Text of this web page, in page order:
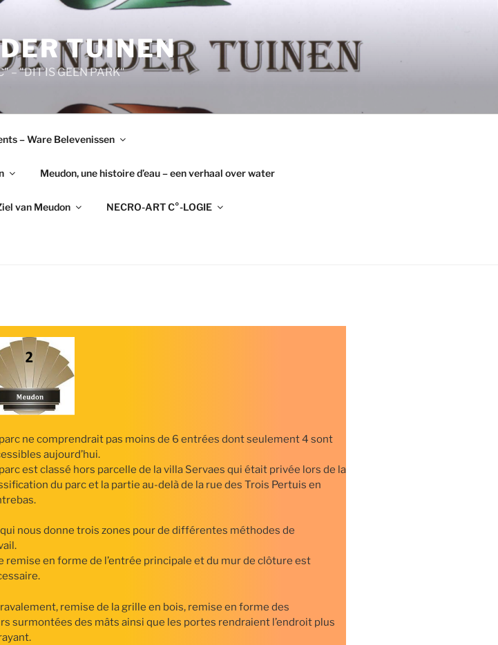
TUINEN
– "DIT IS GEEN PARK"
– Ware Belevenissen
Meudon, une histoire d’eau – een verhaal over water
van Meudon NECRO-ART C°-LOGIE
ne comprendrait pas moins de 6 entrées dont seulement 4 sont
aujourd’hui.
est classé hors parcelle de la villa Servaes qui était privée lors de la
du parc et la partie au-delà de la rue des Trois Pertuis en
nous donne trois zones pour de différentes méthodes de
remise en forme de l’entrée principale et du mur de clôture est
remise de la grille en bois, remise en forme des
surmontées des mâts ainsi que les portes rendraient l’endroit plus